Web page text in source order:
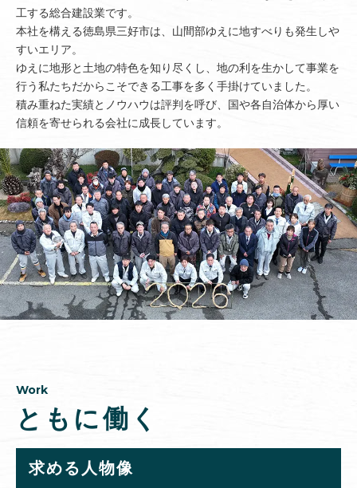
工する総合建設業です。
本社を構える徳島県三好市は、山間部ゆえに地すべりも発生しや
すいエリア。
ゆえに地形と土地の特色を知り尽くし、地の利を生かして事業を
行う私たちだからこそできる工事を多く手掛けていました。
積み重ねた実績とノウハウは評判を呼び、国や各自治体から厚い
信頼を寄せられる会社に成長しています。
Work
ともに働く
求める人物像